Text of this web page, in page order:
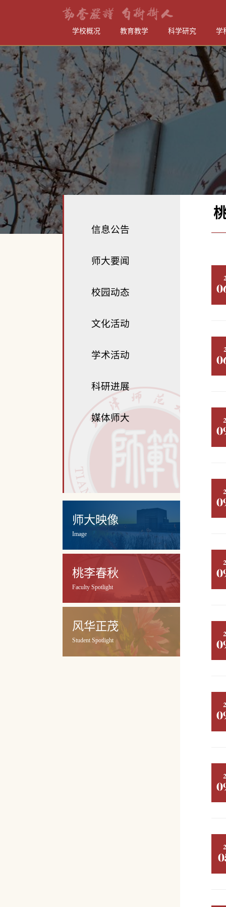
学校概况 教育教学 科学研究 学
信息公告
师大要闻
校园动态
文化活动
学术活动
科研进展
媒体师大
师大映像
Image
桃李春秋
Faculty Spotlight
风华正茂
Student Spotlight